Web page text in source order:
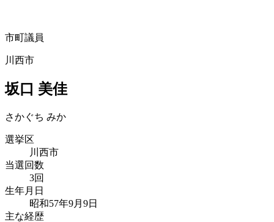
市町議員
川西市
坂口 美佳
さかぐち みか
選挙区
川西市
当選回数
3回
生年月日
昭和57年9月9日
主な経歴